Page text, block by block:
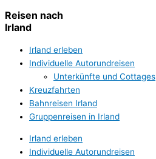
Reisen nach
Irland
Irland erleben
Individuelle Autorundreisen
Unterkünfte und Cottages
Kreuzfahrten
Bahnreisen Irland
Gruppenreisen in Irland
Irland erleben
Individuelle Autorundreisen